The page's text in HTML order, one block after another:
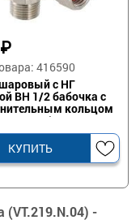
₽
416590
с НГ
ВН 1/2 бабочка с
кольцом
КУПИТЬ
(VT.219.N.04) -